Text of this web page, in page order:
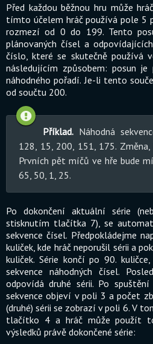
Před každou běžnou hru může
tímto účelem hráč používá pole 5
rozmezí od 0 do 199. Tento
plánovaných čísel a
číslo, které se skutečně používá
následujícím způsobem: posun
náhodného pořadí. Je-li tento
od součtu 200.
Příklad. Náhodná
128, 15, 200, 151, 175.
Prvních pět míčů ve hře bude
65, 50, 1, 25.
Po dokončení aktuální série
stisknutím tlačítka 7), se
sekvence čísel. Předpokládejme
kuliček, kde hráč neporušil sérii a
kuliček. Série končí po 90.
sekvence náhodných čísel.
odpovídá druhé sérii. Po
sekvence objeví v poli 3 a počet
(druhé) sérii se zobrazí v poli 6. V
tlačítko 4 a hráč může použít
výsledků právě dokončené série: